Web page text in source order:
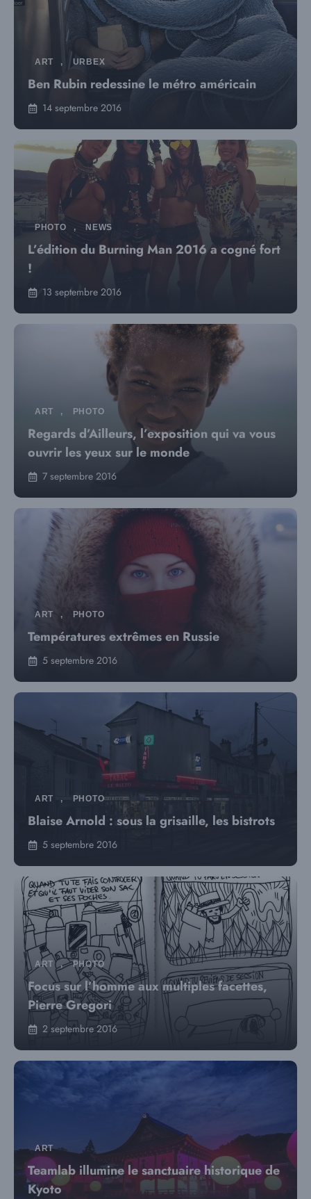
ART , URBEX
Ben Rubin redessine le métro américain
14 septembre 2016
PHOTO , NEWS
L’édition du Burning Man 2016 a cogné fort
!
13 septembre 2016
ART , PHOTO
Regards d’Ailleurs, l’exposition qui va vous
ouvrir les yeux sur le monde
7 septembre 2016
ART , PHOTO
Températures extrêmes en Russie
5 septembre 2016
ART , PHOTO
Blaise Arnold : sous la grisaille, les bistrots
5 septembre 2016
ART , PHOTO
Focus sur l’homme aux multiples facettes,
Pierre Gregori
2 septembre 2016
ART
Teamlab illumine le sanctuaire historique de
Kyoto